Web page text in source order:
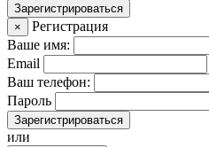
Зарегистрироваться
×
Регистрация
Ваше имя:
Email
Ваш телефон:
Пароль
Зарегистрироваться
или